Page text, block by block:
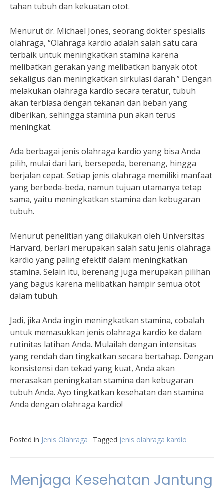
tahan tubuh dan kekuatan otot.
Menurut dr. Michael Jones, seorang dokter spesialis
olahraga, “Olahraga kardio adalah salah satu cara
terbaik untuk meningkatkan stamina karena
melibatkan gerakan yang melibatkan banyak otot
sekaligus dan meningkatkan sirkulasi darah.” Dengan
melakukan olahraga kardio secara teratur, tubuh
akan terbiasa dengan tekanan dan beban yang
diberikan, sehingga stamina pun akan terus
meningkat.
Ada berbagai jenis olahraga kardio yang bisa Anda
pilih, mulai dari lari, bersepeda, berenang, hingga
berjalan cepat. Setiap jenis olahraga memiliki manfaat
yang berbeda-beda, namun tujuan utamanya tetap
sama, yaitu meningkatkan stamina dan kebugaran
tubuh.
Menurut penelitian yang dilakukan oleh Universitas
Harvard, berlari merupakan salah satu jenis olahraga
kardio yang paling efektif dalam meningkatkan
stamina. Selain itu, berenang juga merupakan pilihan
yang bagus karena melibatkan hampir semua otot
dalam tubuh.
Jadi, jika Anda ingin meningkatkan stamina, cobalah
untuk memasukkan jenis olahraga kardio ke dalam
rutinitas latihan Anda. Mulailah dengan intensitas
yang rendah dan tingkatkan secara bertahap. Dengan
konsistensi dan tekad yang kuat, Anda akan
merasakan peningkatan stamina dan kebugaran
tubuh Anda. Ayo tingkatkan kesehatan dan stamina
Anda dengan olahraga kardio!
Posted in Jenis Olahraga Tagged jenis olahraga kardio
Menjaga Kesehatan Jantung